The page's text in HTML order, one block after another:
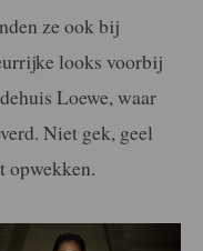
ze ook bij
looks voorbij
Loewe, waar
Niet gek, geel
opwekken.